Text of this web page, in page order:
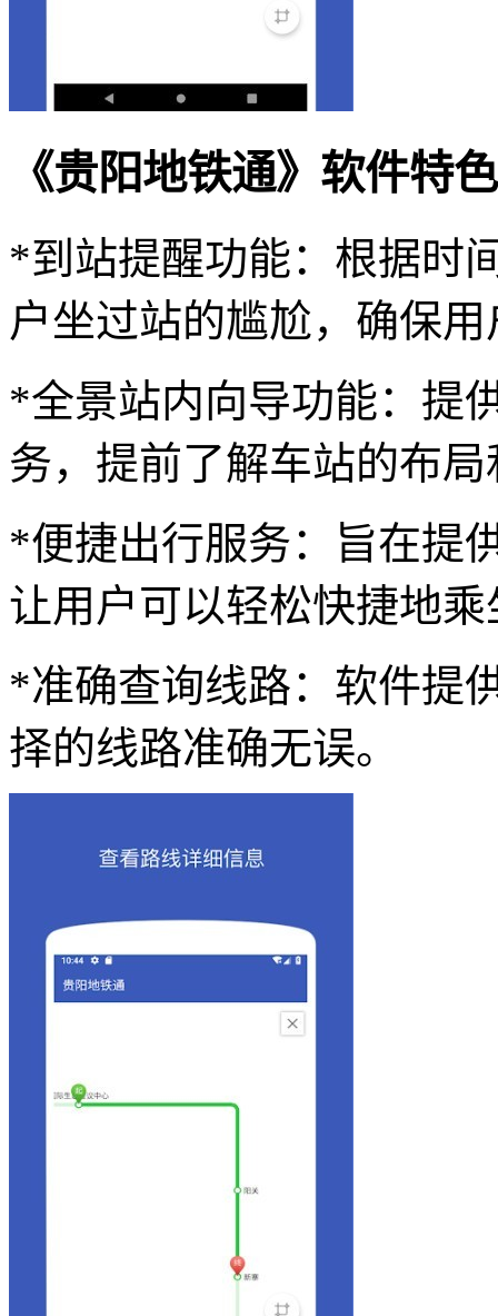
《贵阳地铁通》软件特
*到站提醒功能：根据时
户坐过站的尴尬，确保
*全景站内向导功能：提
务，提前了解车站的布
*便捷出行服务：旨在提
让用户可以轻松快捷地
*准确查询线路：软件提
择的线路准确无误。